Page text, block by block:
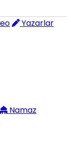
Yazarlar
Namaz